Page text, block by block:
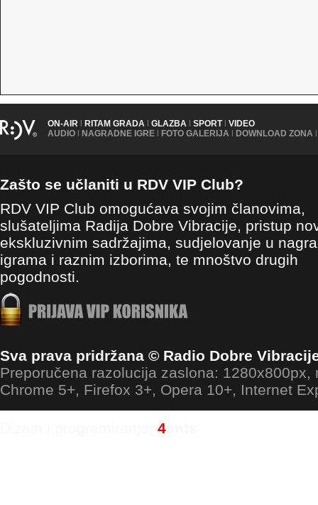
ON-AIR | RITAM GRADA | GLAZBA | SPORT | VIDEO
AUDIO | NAGRADNE IGRE | FOTO GALERIJA | DOWNLOAD ZONA |
Zašto se učlaniti u RDV VIP Club?
RDV VIP Club omogućava svojim članovima,
slušateljima Radija Dobre Vibracije, pristup
ekskluzivnim sadržajima, sudjelovanje u
igrama i raznim izborima, te mnoštvo drugih
pogodnosti.
Sva prava pridržana © Radio Dobre
Preporučena razolucija zaslona: 1280x800px,
Chrome 5+, Firefox 3+, Opera 10+, Internet
4